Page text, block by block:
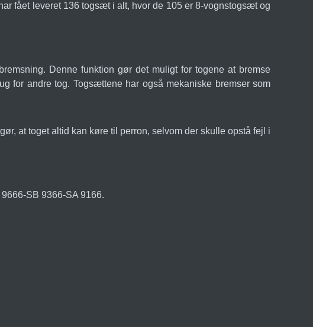
fået leveret 136 togsæt i alt, hvor de 105 er 8-vognstogsæt og
Denne funktion gør det muligt for togene at bremse
for andre tog. Togsættene har også mekaniske bremser som
at toget altid kan køre til perron, selvom der skulle opstå fejl i
SB 9366-SA 9166.